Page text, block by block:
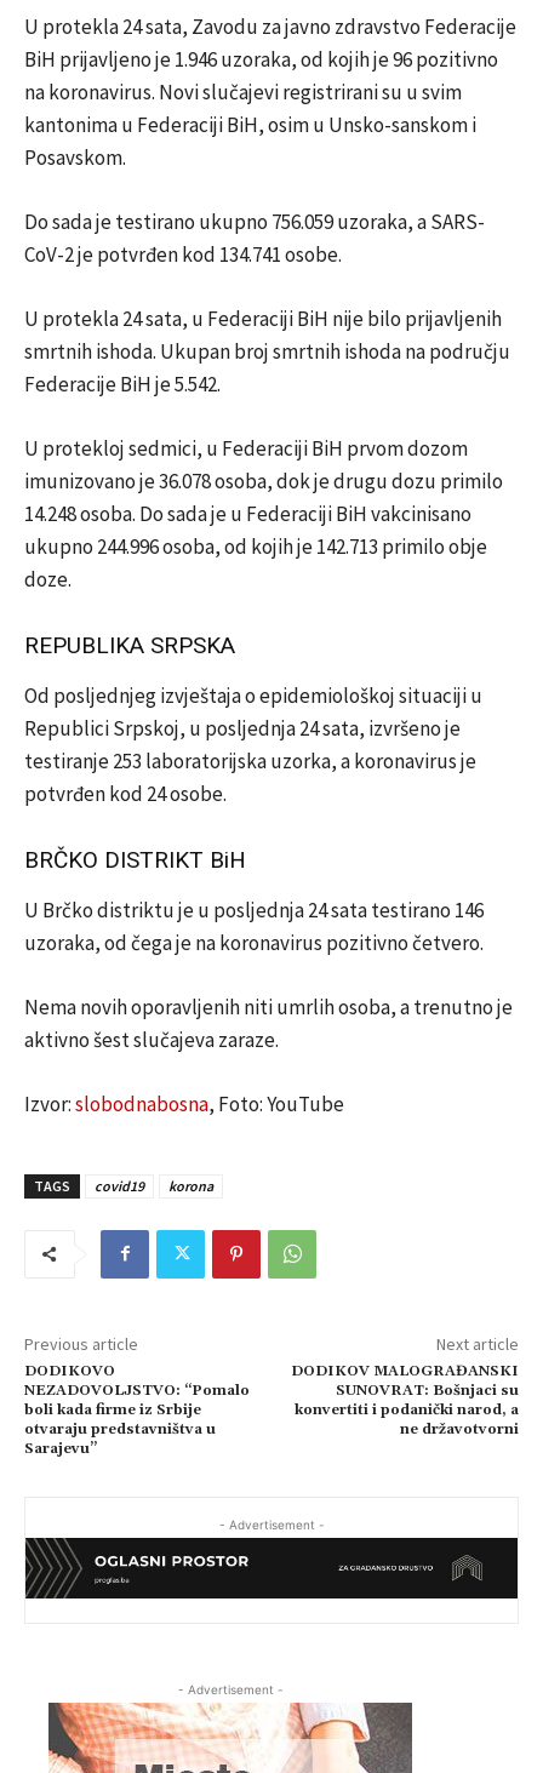
U protekla 24 sata, Zavodu za javno zdravstvo Federacije
BiH prijavljeno je 1.946 uzoraka, od kojih je 96 pozitivno
na koronavirus. Novi slučajevi registrirani su u svim
kantonima u Federaciji BiH, osim u Unsko-sanskom i
Posavskom.
Do sada je testirano ukupno 756.059 uzoraka, a SARS-
CoV-2 je potvrđen kod 134.741 osobe.
U protekla 24 sata, u Federaciji BiH nije bilo prijavljenih
smrtnih ishoda. Ukupan broj smrtnih ishoda na području
Federacije BiH je 5.542.
U protekloj sedmici, u Federaciji BiH prvom dozom
imunizovano je 36.078 osoba, dok je drugu dozu primilo
14.248 osoba. Do sada je u Federaciji BiH vakcinisano
ukupno 244.996 osoba, od kojih je 142.713 primilo obje
doze.
REPUBLIKA SRPSKA
Od posljednjeg izvještaja o epidemiološkoj situaciji u
Republici Srpskoj, u posljednja 24 sata, izvršeno je
testiranje 253 laboratorijska uzorka, a koronavirus je
potvrđen kod 24 osobe.
BRČKO DISTRIKT BiH
U Brčko distriktu je u posljednja 24 sata testirano 146
uzoraka, od čega je na koronavirus pozitivno četvero.
Nema novih oporavljenih niti umrlih osoba, a trenutno je
aktivno šest slučajeva zaraze.
Izvor:slobodnabosna, Foto: YouTube
TAGS covid19 korona
Previous article
DODIKOVO
NEZADOVOLJSTVO: “Pomalo
boli kada firme iz Srbije
otvaraju predstavništva u
Sarajevu”
Next article
DODIKOV MALOGRAĐANSKI
SUNOVRAT: Bošnjaci su
konvertiti i podanički narod, a
ne državotvorni
- Advertisement -
- Advertisement -